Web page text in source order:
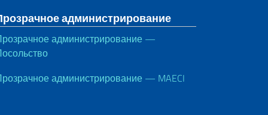
администрирование
администрирование —
администрирование — MAECI